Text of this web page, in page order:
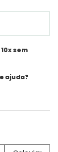
10x sem
ajuda?